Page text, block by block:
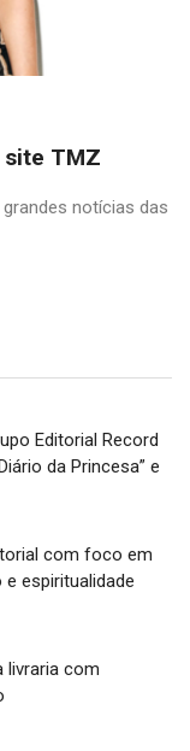
site TMZ
notícias das
Editorial Record
da Princesa” e
com foco em
espiritualidade
livraria com